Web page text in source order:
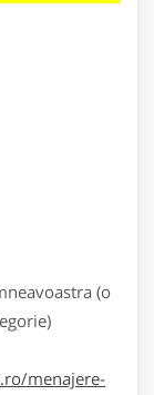
(o
menajere-